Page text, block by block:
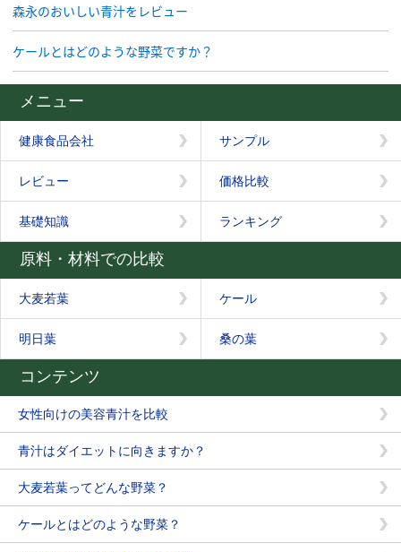
森永のおいしい青汁をレビュー
ケールとはどのような野菜ですか？
メニュー
健康食品会社 サンプル
レビュー 価格比較
基礎知識 ランキング
原料・材料での比較
大麦若葉 ケール
明日葉 桑の葉
コンテンツ
女性向けの美容青汁を比較
青汁はダイエットに向きますか？
大麦若葉ってどんな野菜？
ケールとはどのような野菜？